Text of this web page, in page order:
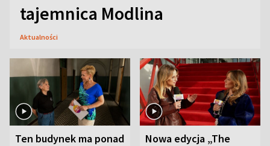
tajemnica Modlina
Aktualności
Ten budynek ma ponad
Nowa edycja „The